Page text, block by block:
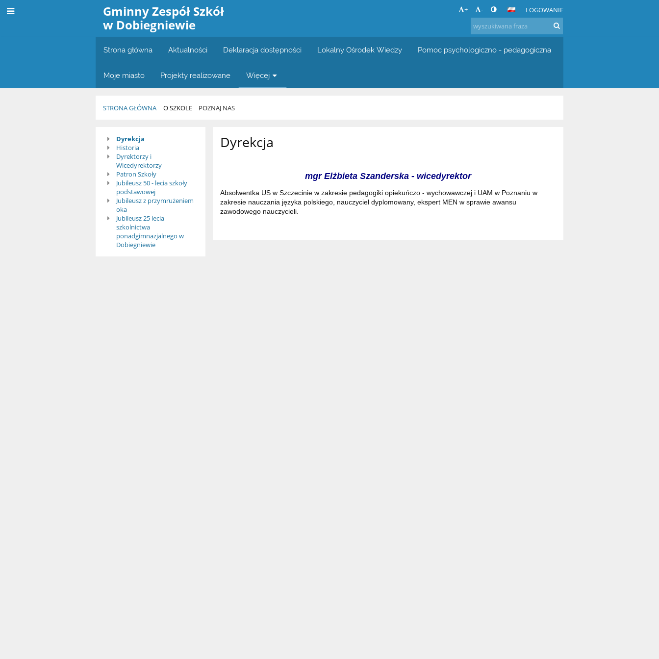
Gminny Zespół Szkół
w Dobiegniewie
+ - LOGOWANIE
Strona główna Aktualności Deklaracja dostępności Lokalny Ośrodek Wiedzy Pomoc psychologiczno - pedagogiczna
Moje miasto Projekty realizowane Więcej
STRONA GŁÓWNA O SZKOLE POZNAJ NAS
Poznaj
nas
Dyrekcja
Historia
Dyrektorzy i
Wicedyrektorzy
Patron Szkoły
Jubileusz 50 - lecia szkoły
podstawowej
Jubileusz z przymrużeniem
oka
Jubileusz 25 lecia
szkolnictwa
ponadgimnazjalnego w
Dobiegniewie
Dyrekcja
mgr Elżbieta Szanderska - wicedyrektor
Absolwentka US w Szczecinie w zakresie pedagogiki opiekuńczo - wychowawczej i UAM w Poznaniu w
zakresie nauczania języka polskiego, nauczyciel dyplomowany, ekspert MEN w sprawie awansu
zawodowego nauczycieli.